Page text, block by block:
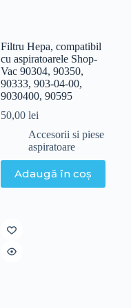
Filtru Hepa, compatibil
cu aspiratoarele Shop-
Vac 90304, 90350,
90333, 903-04-00,
9030400, 90595
50,00 lei
Accesorii si piese
aspiratoare
Adaugă în coș